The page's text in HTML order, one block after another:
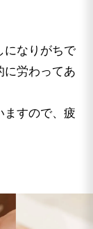
になりがちで
に労わってあ
ますので、疲